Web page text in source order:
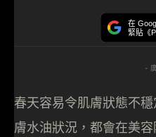
在
緊貼《
-
春天容易令肌膚狀態不
膚水油狀況，都會在美